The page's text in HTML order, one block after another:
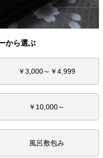
から選ぶ
￥3,000～￥4,999
￥10,000～
風呂敷包み